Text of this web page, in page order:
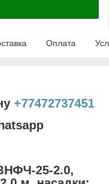
Оплата
+77472737451
25-2.0,